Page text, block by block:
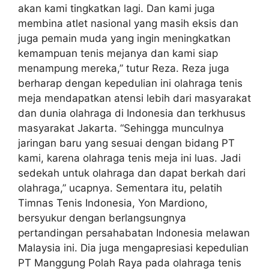
akan kami tingkatkan lagi. Dan kami juga
membina atlet nasional yang masih eksis dan
juga pemain muda yang ingin meningkatkan
kemampuan tenis mejanya dan kami siap
menampung mereka,” tutur Reza. Reza juga
berharap dengan kepedulian ini olahraga tenis
meja mendapatkan atensi lebih dari masyarakat
dan dunia olahraga di Indonesia dan terkhusus
masyarakat Jakarta. “Sehingga munculnya
jaringan baru yang sesuai dengan bidang PT
kami, karena olahraga tenis meja ini luas. Jadi
sedekah untuk olahraga dan dapat berkah dari
olahraga,” ucapnya. Sementara itu, pelatih
Timnas Tenis Indonesia, Yon Mardiono,
bersyukur dengan berlangsungnya
pertandingan persahabatan Indonesia melawan
Malaysia ini. Dia juga mengapresiasi kepedulian
PT Manggung Polah Raya pada olahraga tenis